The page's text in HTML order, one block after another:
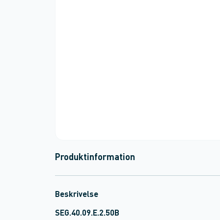
Produktinformation
Beskrivelse
SEG.40.09.E.2.50B